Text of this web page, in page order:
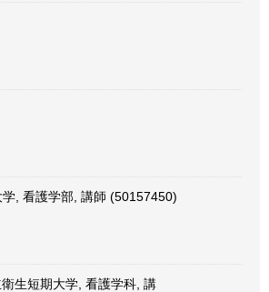
学, 看護学部, 講師 (50157450)
生短期大学, 看護学科, 講